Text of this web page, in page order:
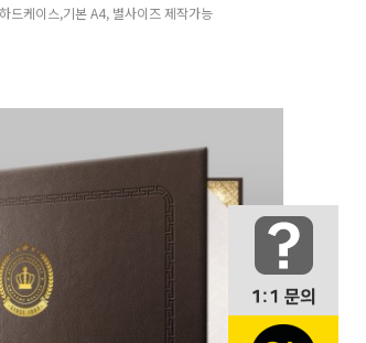
드케이스,기본 A4, 별사이즈 제작가능